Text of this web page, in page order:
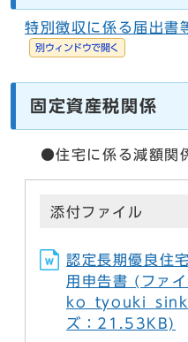
特別徴収に係る届出書
別ウィンドウで開く
固定資産税関係
●住宅に係る減額関
添付ファイル
認定長期優良住
用申告書 (ファイ
ズ：21.53KB)